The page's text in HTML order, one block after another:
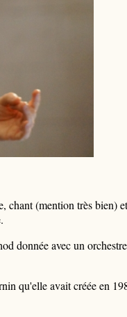
(mention très bien)
donnée avec un
qu'elle avait créée en